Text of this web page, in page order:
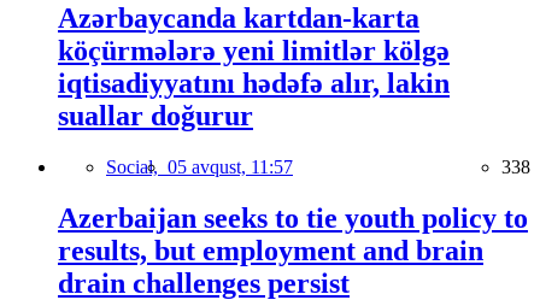
Azərbaycanda kartdan-karta
köçürmələrə yeni limitlər kölgə
iqtisadiyyatını hədəfə alır, lakin
suallar doğurur
Social, 05 avqust, 11:57 338
Azerbaijan seeks to tie youth policy to
results, but employment and brain
drain challenges persist